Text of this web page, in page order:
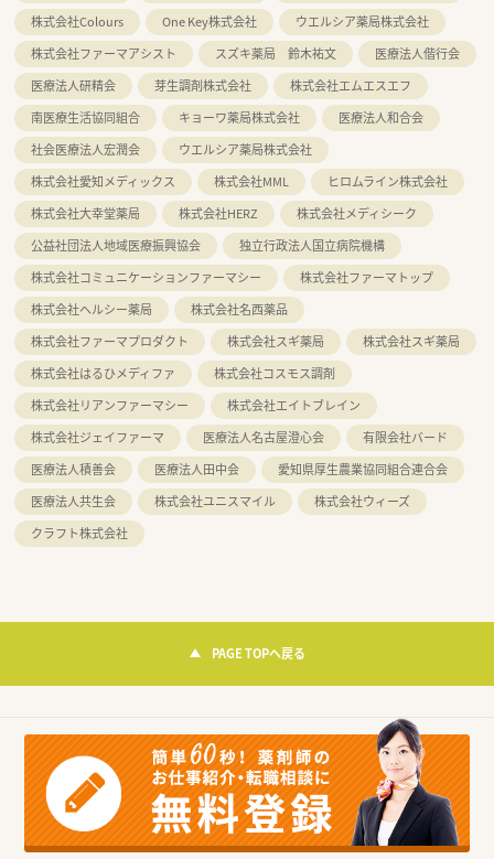
株式会社Colours
One Key株式会社
ウエルシア薬局株式会社
株式会社ファーマアシスト
スズキ薬局 鈴木祐文
医療法人偕行会
医療法人研精会
芽生調剤株式会社
株式会社エムエスエフ
南医療生活協同組合
キョーワ薬局株式会社
医療法人和合会
社会医療法人宏潤会
ウエルシア薬局株式会社
株式会社愛知メディックス
株式会社MML
ヒロムライン株式会社
株式会社大幸堂薬局
株式会社HERZ
株式会社メディシーク
公益社団法人地域医療振興協会
独立行政法人国立病院機構
株式会社コミュニケーションファーマシー
株式会社ファーマトップ
株式会社ヘルシー薬局
株式会社名西薬品
株式会社ファーマプロダクト
株式会社スギ薬局
株式会社スギ薬局
株式会社はるひメディファ
株式会社コスモス調剤
株式会社リアンファーマシー
株式会社エイトブレイン
株式会社ジェイファーマ
医療法人名古屋澄心会
有限会社バード
医療法人積善会
医療法人田中会
愛知県厚生農業協同組合連合会
医療法人共生会
株式会社ユニスマイル
株式会社ウィーズ
クラフト株式会社
PAGE TOPへ戻る